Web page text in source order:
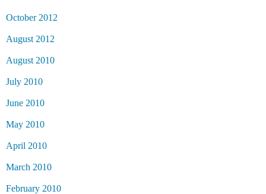
October 2012
August 2012
August 2010
July 2010
June 2010
May 2010
April 2010
March 2010
February 2010